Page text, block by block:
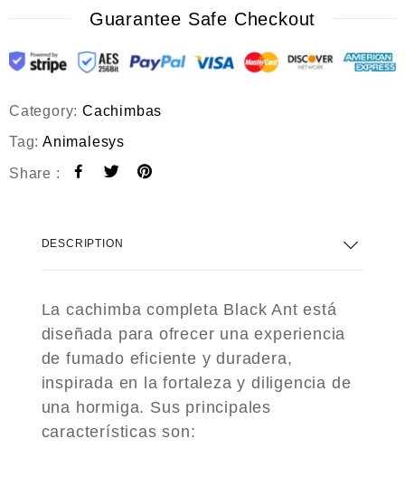
Guarantee Safe Checkout
Category:Cachimbas
Tag: Animalesys
Share :
DESCRIPTION
La cachimba completa Black Ant está
diseñada para ofrecer una experiencia
de fumado eficiente y duradera,
inspirada en la fortaleza y diligencia de
una hormiga. Sus principales
características son: